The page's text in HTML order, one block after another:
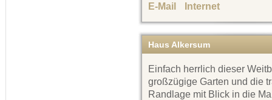
E-Mail
Internet
Haus Alkersum
Einfach herrlich dieser
großzügige Garten und die
Randlage mit Blick in die